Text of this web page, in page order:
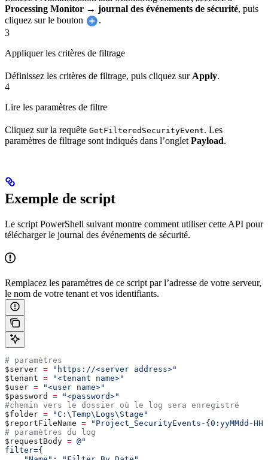
Processing Monitor → journal des événements de sécurité, puis
cliquez sur le bouton
.
3
Appliquer les critères de filtrage
Définissez les critères de filtrage, puis cliquez sur Apply.
4
Lire les paramètres de filtre
Cliquez sur la requête GetFilteredSecurityEvent. Les
paramètres de filtrage sont indiqués dans l’onglet Payload.
Exemple de script
Le script PowerShell suivant montre comment utiliser cette API pour
télécharger le journal des événements de sécurité.
Remplacez les paramètres de ce script par l’adresse de votre serveur,
le nom de votre tenant et vos identifiants.
# paramètres
$server = "https://<server address>"
$tenant = "<tenant name>"
$user = "<user name>"
$password
= "<password>"
#chemin vers le dossier où le log sera enregistré
$folder = "C:\Temp\Logs\Stage"
$reportFileName = "Project_SecurityEvents-{0:yyMMdd-
# paramètres du log
$requestBody = @"
filter={